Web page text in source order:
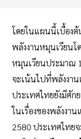
โดยในแผนนี้เบื้องต้
พลังงานหมุนเวียนโ
หมุนเวียนประมาณ
จะเน้นไปที่พลังงา
ประเทศไทยยังมีศัก
ในเรื่องของพลังงา
2580 ประเทศไทย